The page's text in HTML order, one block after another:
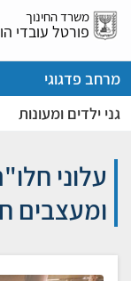
דלג
אל
משרד החינוך
פורטל עובדי
מרחב פדגוגי
גני ילדים ומעונות
עלוני
ומעצבים